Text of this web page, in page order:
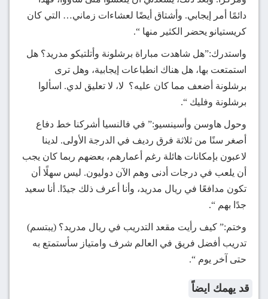
دائمًا أمر إيجابي. وأشتاق أيضًا لعشاءات زماني… التي كان
كريستيانو يحضر الكثير منها “.
واستدرك:”هل شاهدت مباراة برشلونة وأتلتيكو مدريد؟ هل
استمتعت بها، هل هناك انطباعات إيجابية، وهل ترى
برشلونة أضعف مما كان عليه؟ لا، لا تعليق لدي. اسألوا
برشلونة وفليك “.
وحول هاوسن وأسينسيو:” في فالنسيا أشركنا خط دفاع
أصغر سنًا من ثلاثة فرق رديف في الدرجة الأولى. لدينا
لاعبون بإمكانات هائلة رغم أعمارهم، بعضهم ربما كان يجب
أن يلعب في درجات أدنى وهم الآن دوليون. ليس سهلًا أن
تكون مدافعًا في ريال مدريد، وأنا أعرف ذلك جيدًا. أنا سعيد
جدًا بهم “.
وختم:” كيف رأيت مقعد التدريب في ريال مدريد؟ (يبتسم)
تدريب أفضل فريق في العالم شرف وامتياز سأستمتع به
حتى آخر يوم “.
قد يهمك ايضاً